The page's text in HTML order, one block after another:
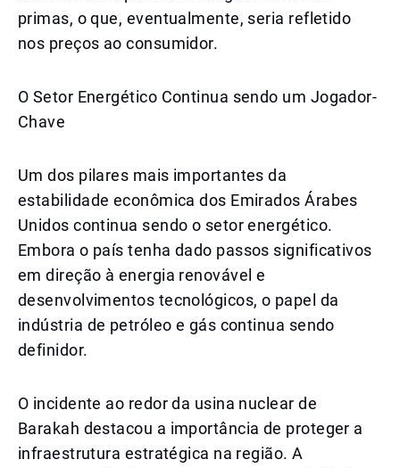
primas, o que, eventualmente, seria refletido
nos preços ao consumidor.
O Setor Energético Continua sendo um Jogador-
Chave
Um dos pilares mais importantes da
estabilidade econômica dos Emirados Árabes
Unidos continua sendo o setor energético.
Embora o país tenha dado passos significativos
em direção à energia renovável e
desenvolvimentos tecnológicos, o papel da
indústria de petróleo e gás continua sendo
definidor.
O incidente ao redor da usina nuclear de
Barakah destacou a importância de proteger a
infraestrutura estratégica na região. A